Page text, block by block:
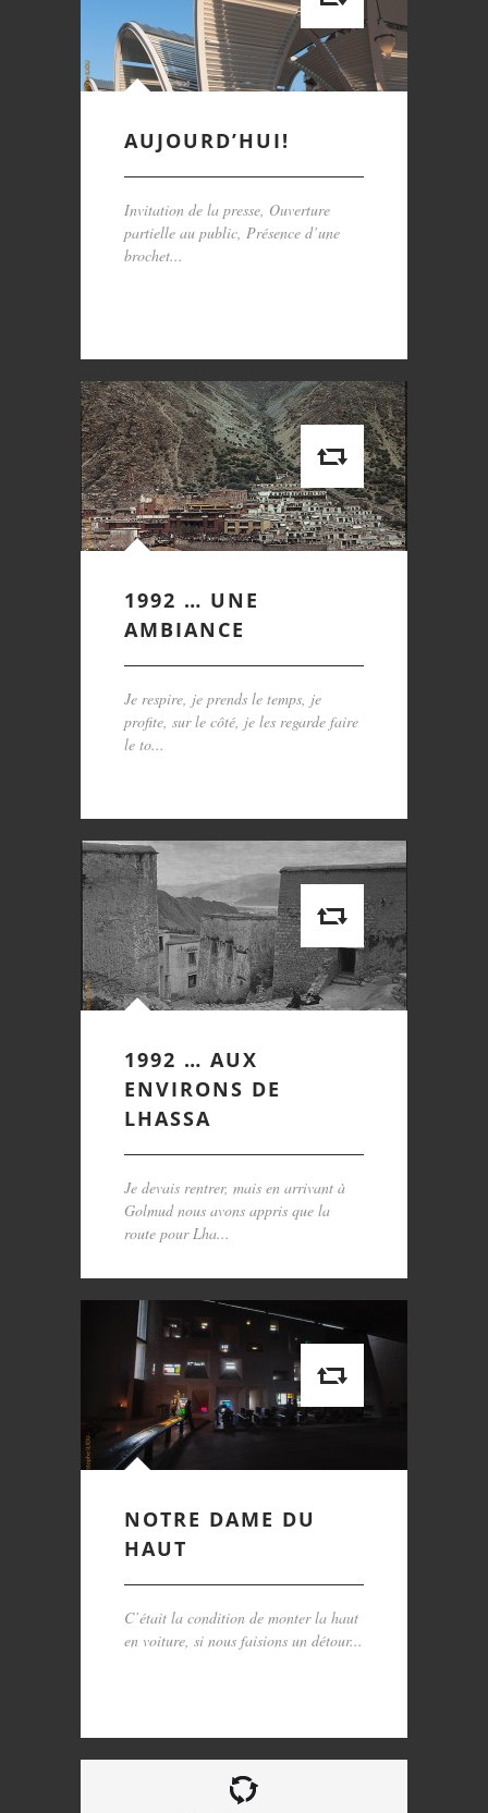
AUJOURD’HUI!
Invitation de la presse, Ouverture
partielle au public, Présence d’une
brochet...
1992 … UNE
AMBIANCE
Je respire, je prends le temps, je
profite, sur le côté, je les regarde faire
le to...
1992 … AUX
ENVIRONS DE
LHASSA
Je devais rentrer, mais en arrivant à
Golmud nous avons appris que la
route pour Lha...
NOTRE DAME DU
HAUT
C’était la condition de monter la haut
en voiture, si nous faisions un détour...